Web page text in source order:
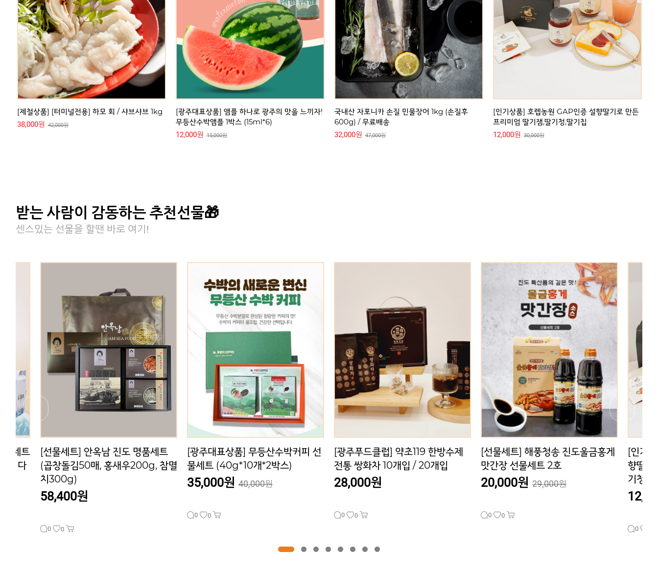
무등산수박앰플 1박스 (15ml*6)
12,000원 15,000원
[광주대표상품] 앰플 하나로 광주의 맛을 느끼자!
무등산수박앰플 1박스 (15ml*6)
600g) / 무료배송
32,000원 47,000원
국내산 자포니카 손질 민물장어 1kg (손질후
600g) / 무료배송
32,000원 47,000원
프리미엄 딸기잼,딸기청,딸기칩
12,000원 30,000원
[인기상품] 호렙농원 GAP인증 설향딸기로 만든
프리미엄 딸기잼,딸기청,딸기칩
12,000원 30,000원
갈비곱창전골 밀키트
29,000원
[광주푸드클럽] [무료배송] 광주맛집 산장웅계 닭
갈비곱창전골 밀키트
29,000원
받는 사람이 감동하는 추천선물🎁
센스있는 선물을 할땐 바로 여기!
세트
참멸
[광주대표상품] 무등산수박커피 선
물세트 (40g*10개*2박스)
35,000원 40,000원
[광주대표상품] 무등산수박커피 선
물세트 (40g*10개*2박스)
35,000원
[광주푸드클럽] 약초119 한방수제
전통 쌍화차 10개입 / 20개입
28,000원
[광주푸드클럽] 약초119 한방수제
전통 쌍화차 10개입 / 20개입
28,000원
0 0
[선물세트] 해풍청송 진도울금홍게
맛간장 선물세트 2호
20,000원 29,000원
[선물세트] 해풍청송 진도울금홍게
맛간장 선물세트 2호
20,000원
0 0
[인기상품] 호렙농원 GAP인증 설
향딸기로 만든 프리미엄 딸기잼,딸
기청,딸기칩
12,000원 30,000원
[인기상품] 호렙농원 GAP인증 설
향딸기로 만든 프리미엄 딸기잼,딸
기청,딸기칩
[선물
밤꿀
[선물
밤꿀 3